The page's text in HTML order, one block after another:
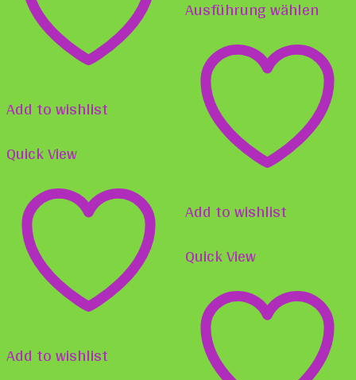
Optionen
Produktseite
gewählt
werden
Add to wishlist
Quick View
Add to wishlist
Ausführung wählen
weist
auf.
Add to wishlist
Quick View